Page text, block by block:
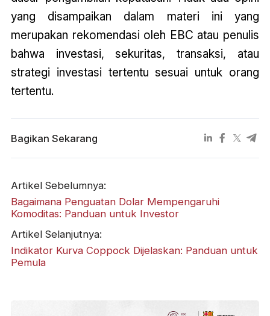
yang disampaikan dalam materi ini yang
merupakan rekomendasi oleh EBC atau penulis
bahwa investasi, sekuritas, transaksi, atau
strategi investasi tertentu sesuai untuk orang
tertentu.
Bagikan Sekarang
Artikel Sebelumnya:
Bagaimana Penguatan Dolar Mempengaruhi
Komoditas: Panduan untuk Investor
Artikel Selanjutnya:
Indikator Kurva Coppock Dijelaskan: Panduan untuk
Pemula